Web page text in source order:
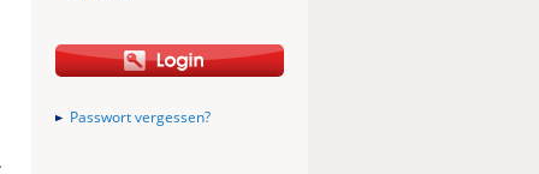
Passwort vergessen?